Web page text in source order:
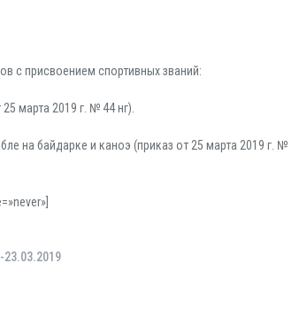
с присвоением спортивных званий:
марта 2019 г. № 44 нг).
на байдарке и каноэ (приказ от 25 марта 2019 г. №